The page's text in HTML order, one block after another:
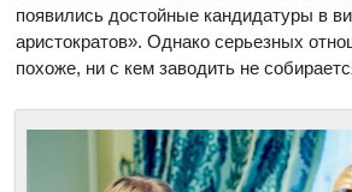
появились достойные кандидатуры в
аристократов». Однако серьезных
похоже, ни с кем заводить не